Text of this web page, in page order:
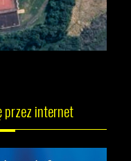
przez internet